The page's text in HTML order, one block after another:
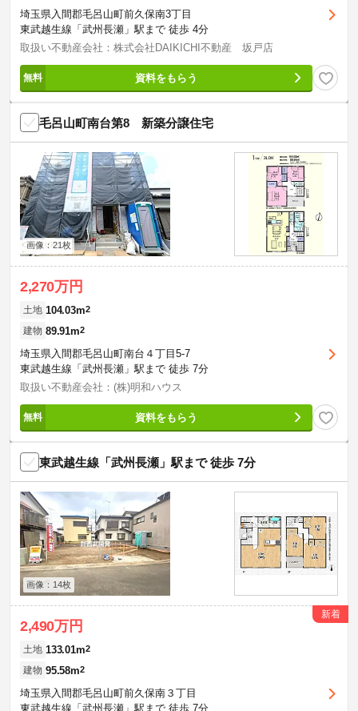
埼玉県入間郡毛呂山町前久保南3丁目
東武越生線「武州長瀬」駅まで 徒歩 4分
取扱い不動産会社：株式会社DAIKICHI不動産 坂戸店
資料をもらう
毛呂山町南台第8 新築分譲住宅
画像：21枚
2,270万円
土地 104.03m2
建物 89.91m2
埼玉県入間郡毛呂山町南台４丁目5-7
東武越生線「武州長瀬」駅まで 徒歩 7分
取扱い不動産会社：(株)明和ハウス
資料をもらう
東武越生線「武州長瀬」駅まで 徒歩 7分
画像：14枚
2,490万円
新着
土地 133.01m2
建物 95.58m2
埼玉県入間郡毛呂山町前久保南３丁目
東武越生線「武州長瀬」駅まで 徒歩 7分